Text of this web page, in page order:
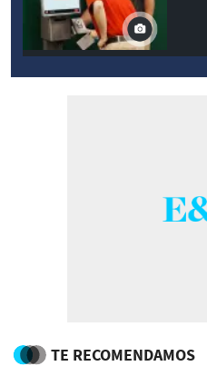
TE RECOMENDAMOS